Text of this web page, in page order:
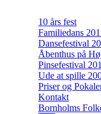
10 års fest
Familiedans
Dansefestival
Åbenthus på
Pinsefestival
Ude at spille
Priser og
Kontakt
Bornholms